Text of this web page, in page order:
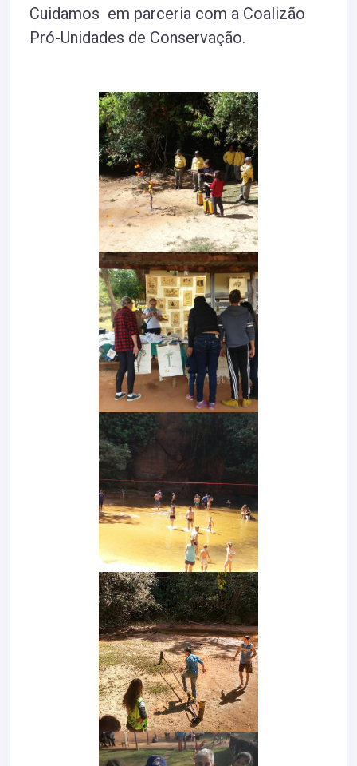
Cuidamos em parceria com a Coalizão
Pró-Unidades de Conservação.